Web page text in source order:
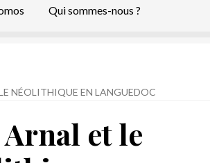
Qui sommes-nous ?
NÉOLITHIQUE EN LANGUEDOC
Arnal et le